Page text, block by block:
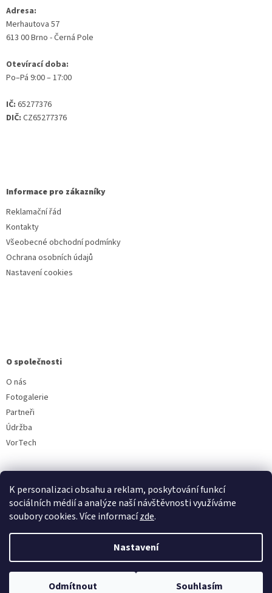
K personalizaci obsahu a reklam, poskytování funkcí
sociálních médií a analýze naší návštěvnosti využíváme
soubory cookies. Více informacízde.
Nastavení
Odmítnout Souhlasím
Adresa:
Merhautova 57
613 00 Brno - Černá Pole
Otevírací doba:
Po–Pá 9:00 – 17:00
IČ: 65277376
DIČ: CZ65277376
Informace pro zákazníky
Reklamační řád
Kontakty
Všeobecné obchodní podmínky
Ochrana osobních údajů
Nastavení cookies
O společnosti
O nás
Fotogalerie
Partneři
Údržba
VorTech
Copyright 2026Aquavala.cz. Všechna práva vyhrazena.Upravit